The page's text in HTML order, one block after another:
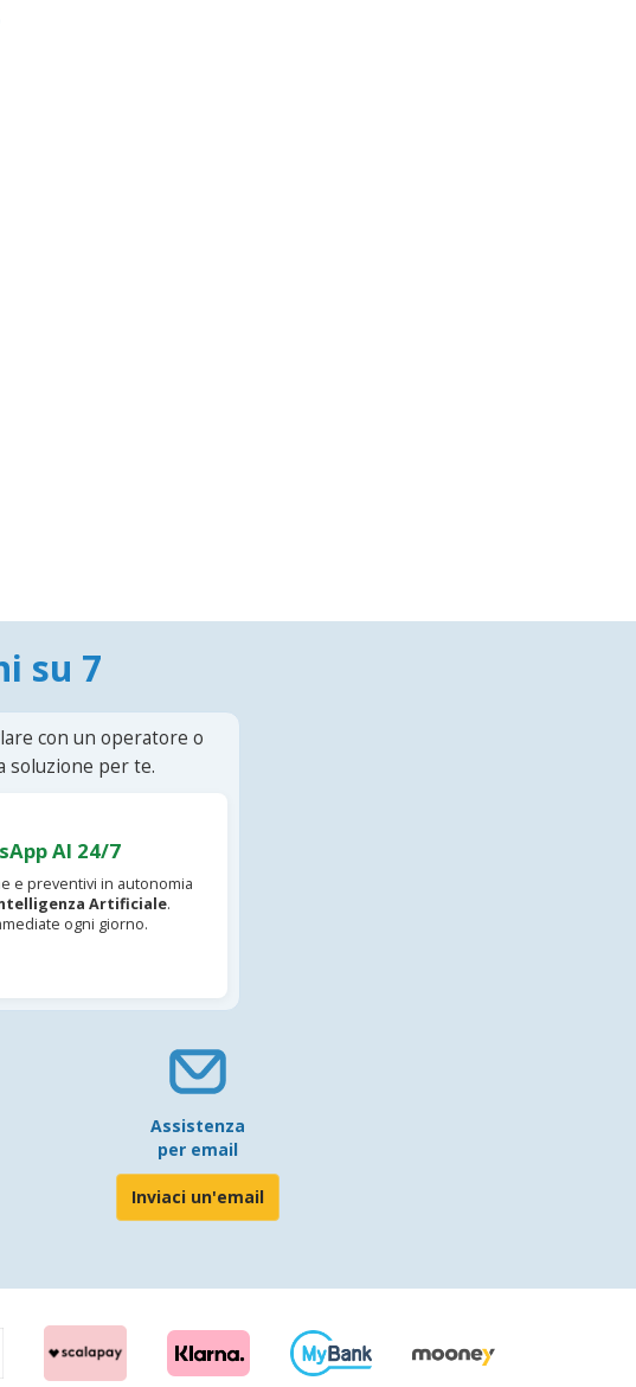
su 7
con un operatore o
soluzione per te.
AI 24/7
e preventivi in autonomia
Artificiale.
ogni giorno.
Assistenza
per email
Inviaci un'email